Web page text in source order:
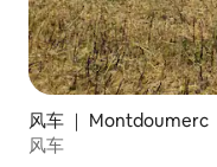
风车 ｜ Montdoumerc
风车